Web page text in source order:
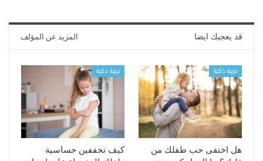
قد يعجبك ايضا المزيد عن المؤلف
تربية ذكية
هل اختفى حب طفلك من
تربية ذكية
كيف تخففين حساسية